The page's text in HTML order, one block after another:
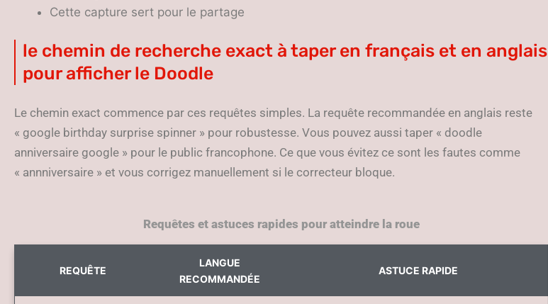
Cette capture sert pour le partage
le chemin de recherche exact à taper en français et en anglais
pour afficher le Doodle
Le chemin exact commence par ces requêtes simples. La requête recommandée en anglais reste
« google birthday surprise spinner » pour robustesse. Vous pouvez aussi taper « doodle
anniversaire google » pour le public francophone. Ce que vous évitez ce sont les fautes comme
« annniversaire » et vous corrigez manuellement si le correcteur bloque.
Requêtes et astuces rapides pour atteindre la roue
REQUÊTE
LANGUE
RECOMMANDÉE
ASTUCE RAPIDE